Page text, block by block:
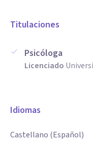
Titulaciones
Psicóloga
Licenciado
Idiomas
Castellano (Español)